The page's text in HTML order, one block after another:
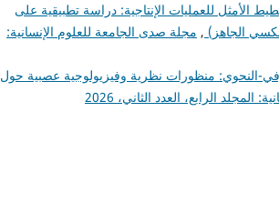
الأمثل للعمليات الإنتاجية: دراسة تطبيقية على
الجاهز) , مجلة صدى الجامعة للعلوم الإنسانية:
النحوي: منظورات نظرية وفيزيولوجية عصبية حول
الرابع، العدد الثاني، 2026